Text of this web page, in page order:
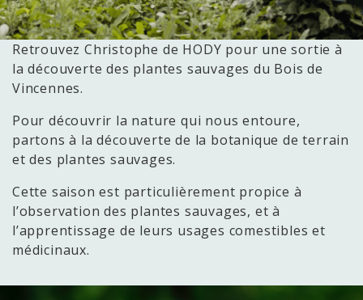
Retrouvez Christophe de HODY pour une sortie à
la découverte des plantes sauvages du Bois de
Vincennes.
Pour découvrir la nature qui nous entoure,
partons à la découverte de la botanique de terrain
et des plantes sauvages.
Cette saison est particulièrement propice à
l’observation des plantes sauvages, et à
l’apprentissage de leurs usages comestibles et
médicinaux.